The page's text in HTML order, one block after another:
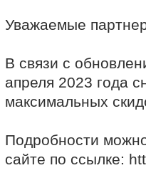
Уважаемые
В связи с
апреля 2023 года
максимальных
Подробности
сайте по ссылке: